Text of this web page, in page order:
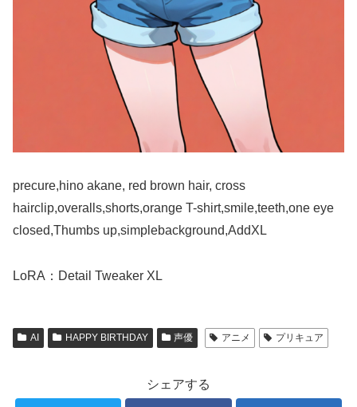
precure,hino akane, red brown hair, cross
hairclip,overalls,shorts,orange T-shirt,smile,teeth,one eye
closed,Thumbs up,simplebackground,AddXL
LoRA：Detail Tweaker XL
AI HAPPY BIRTHDAY 声優 アニメ プリキュア
シェアする